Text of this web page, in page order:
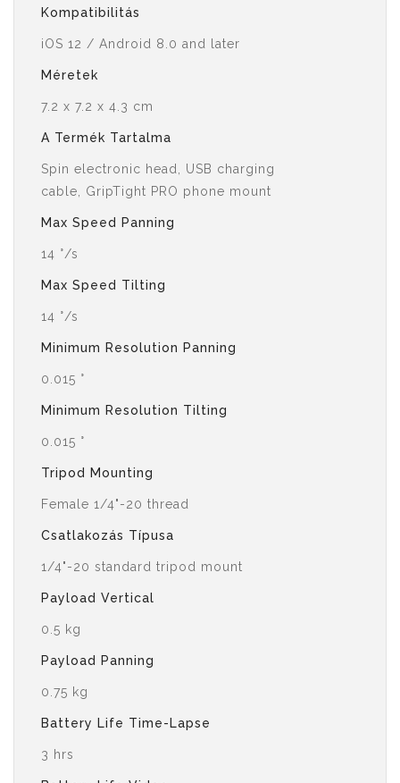
Kompatibilitás
iOS 12 / Android 8.0 and later
Méretek
7.2 x 7.2 x 4.3 cm
A Termék Tartalma
Spin electronic head, USB charging
cable, GripTight PRO phone mount
Max Speed Panning
14 °/s
Max Speed Tilting
14 °/s
Minimum Resolution Panning
0.015 °
Minimum Resolution Tilting
0.015 °
Tripod Mounting
Female 1/4"-20 thread
Csatlakozás Típusa
1/4"-20 standard tripod mount
Payload Vertical
0.5 kg
Payload Panning
0.75 kg
Battery Life Time-Lapse
3 hrs